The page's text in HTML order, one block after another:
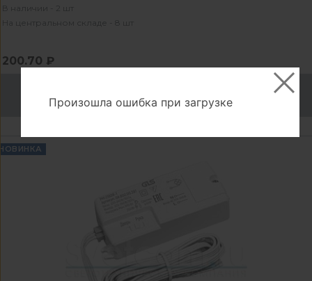
В наличии - 2 шт
На центральном складе - 8 шт
200.70 ₽
Произошла ошибка при загрузке